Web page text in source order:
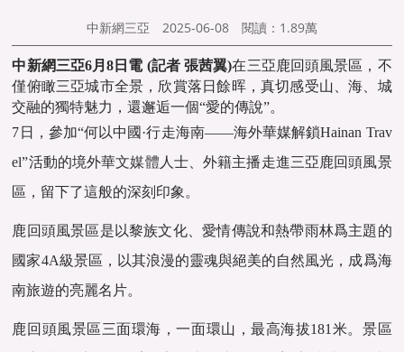
中新網三亞 2025-06-08 閱讀： 1.89萬
中新網三亞6月8日電 (記者 張茜翼)在三亞鹿回頭風景區，不
僅俯瞰三亞城市全景，欣賞落日餘晖，真切感受山、海、城
交融的獨特魅力，還邂逅一個“愛的傳說”。
7日，參加“何以中國·行走海南——海外華媒解鎖Hainan Trav
el”活動的境外華文媒體 人士、外籍主播走進三亞鹿回頭風景
區，留下了這般的深刻印象。
鹿回頭風景區是以黎族文化、愛情傳說和熱帶雨林爲主題的
國家4A級景區，以其浪漫的靈魂與絕美的自然風光，成爲海
南旅遊的亮麗名片。
鹿回頭風景區三面環海，一面環山，最高海拔181米。景區